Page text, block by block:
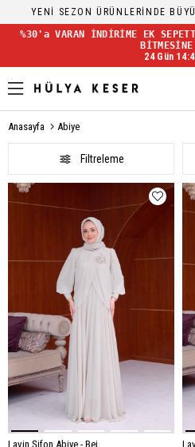
YENİ SEZON
%30'a VARAN İNDİRİME EK
BİTMESİNE
24 Gün
Anasayfa Abiye
Filtreleme
Lavin Şifon Abiye - Bej